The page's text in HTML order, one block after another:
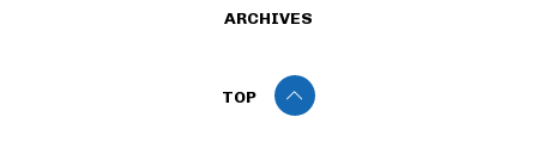
ARCHIVES
TOP